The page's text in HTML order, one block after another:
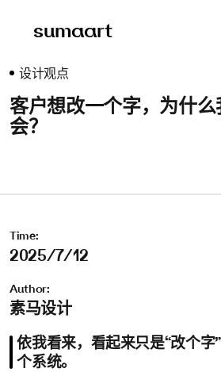
sumaart
设计观点
客户想改一个字，为什
会？
Time:
2025/7/12
Author:
素马设计
依我看来，看起来只是“改个字
个系统。